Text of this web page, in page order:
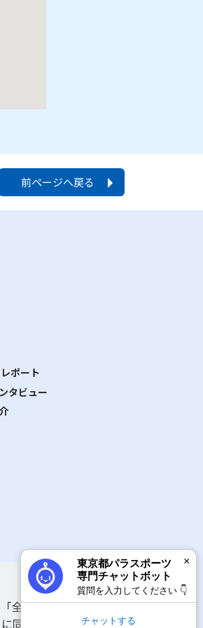
前ページへ戻る
ポート
タビュー
全てのクッキーを許可す
同意いただいたものとみ
東京都パラスポーツ
専門チャットボット
質問を入力してください 👇
チャットする
×